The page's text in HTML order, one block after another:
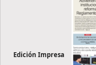
Edición Impresa